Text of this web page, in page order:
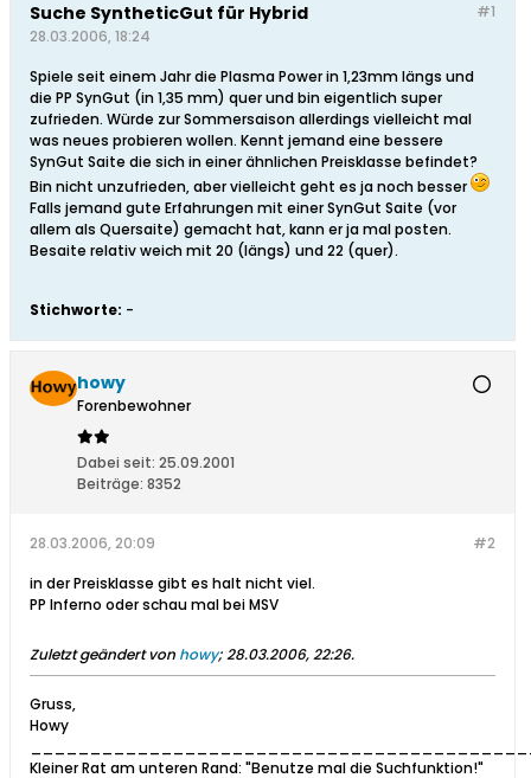
#1
Suche SyntheticGut für Hybrid
28.03.2006, 18:24
Spiele seit einem Jahr die Plasma Power in 1,23mm längs und
die PP SynGut (in 1,35 mm) quer und bin eigentlich super
zufrieden. Würde zur Sommersaison allerdings vielleicht mal
was neues probieren wollen. Kennt jemand eine bessere
SynGut Saite die sich in einer ähnlichen Preisklasse befindet?
Bin nicht unzufrieden, aber vielleicht geht es ja noch besser
Falls jemand gute Erfahrungen mit einer SynGut Saite (vor
allem als Quersaite) gemacht hat, kann er ja mal posten.
Besaite relativ weich mit 20 (längs) und 22 (quer).
Stichworte: -
howy
Forenbewohner
Dabei seit: 25.09.2001
Beiträge: 8352
#2
28.03.2006, 20:09
in der Preisklasse gibt es halt nicht viel.
PP Inferno oder schau mal bei MSV
Zuletzt geändert von howy;28.03.2006, 22:26.
Gruss,
Howy
Kleiner Rat am unteren Rand: "Benutze mal die Suchfunktion!"